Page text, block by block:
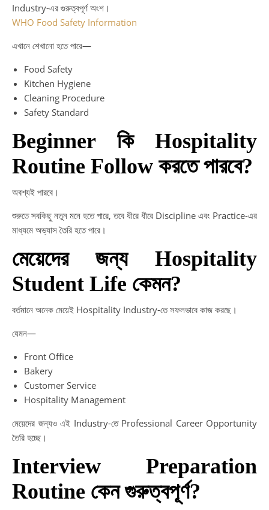
Industry-এর গুরুত্বপূর্ণ অংশ।
WHO Food Safety Information
এখানে শেখানো হতে পারে—
Food Safety
Kitchen Hygiene
Cleaning Procedure
Safety Standard
Beginner কি Hospitality
Routine Follow করতে পারবে?
অবশ্যই পারবে।
শুরুতে সবকিছু নতুন মনে হতে পারে, তবে ধীরে ধীরে Discipline এবং Practice-এর
মাধ্যমে অভ্যাস তৈরি হতে পারে।
মেয়েদের জন্য Hospitality
Student Life কেমন?
বর্তমানে অনেক মেয়েই Hospitality Industry-তে সফলভাবে কাজ করছে।
যেমন—
Front Office
Bakery
Customer Service
Hospitality Management
মেয়েদের জন্যও এই Industry-তে Professional Career Opportunity
তৈরি হচ্ছে।
Interview Preparation
Routine কেন গুরুত্বপূর্ণ?